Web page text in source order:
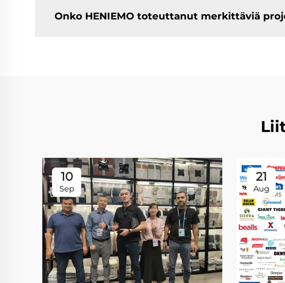
Onko HENIEMO toteuttanut merkittäviä
10
Sep
21
Aug